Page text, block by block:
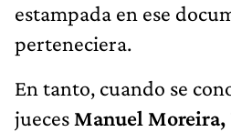
estampada en ese
perteneciera.
En tanto, cuando se
jueces Manuel Moreira,